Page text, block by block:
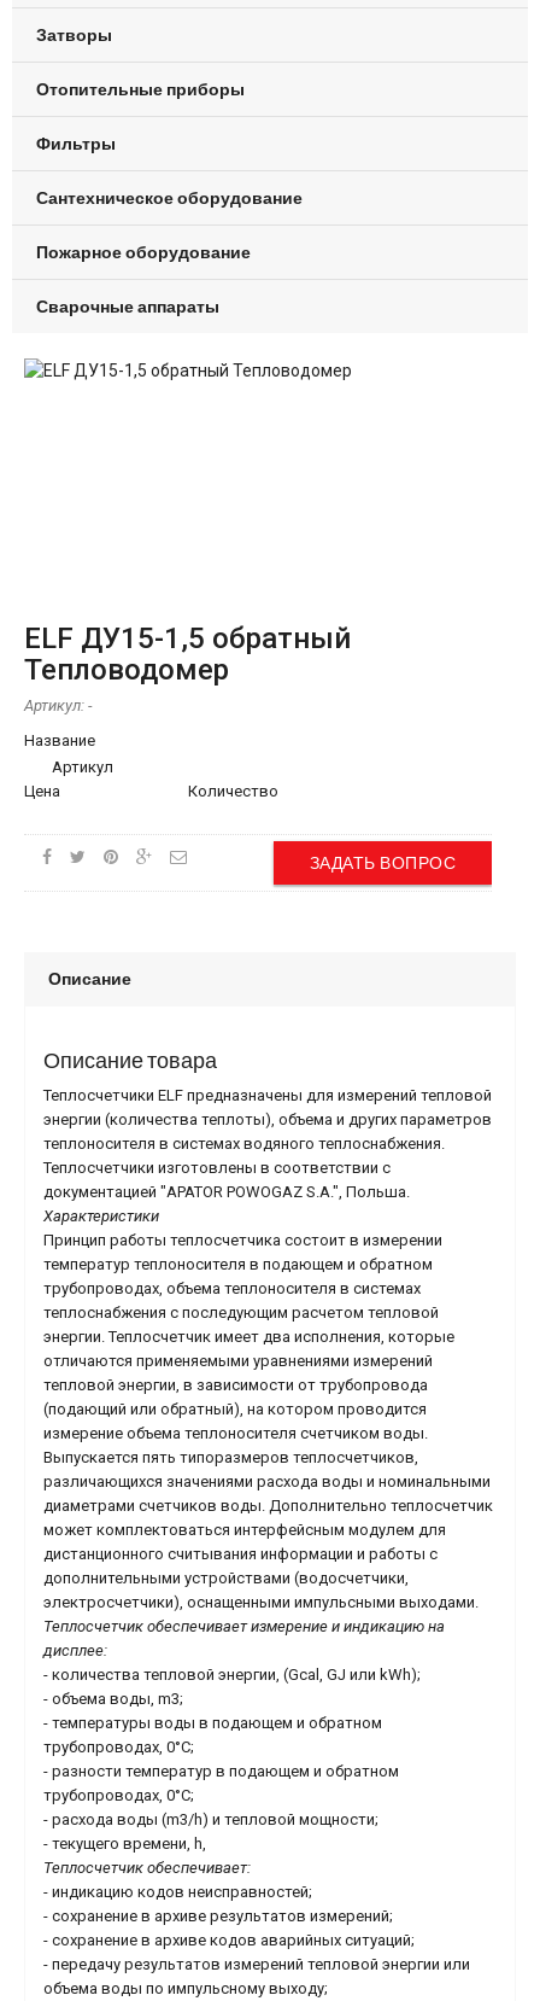
Затворы
Отопительные приборы
Фильтры
Сантехническое оборудование
Пожарное оборудование
Сварочные аппараты
ELF ДУ15-1,5 обратный
Тепловодомер
Артикул: -
Название
Артикул
Цена
Количество
ЗАДАТЬ ВОПРОС
Описание
Описание товара
Теплосчетчики ELF предназначены для измерений тепловой
энергии (количества теплоты), объема и других параметров
теплоносителя в системах водяного теплоснабжения.
Теплосчетчики изготовлены в соответствии с
документацией "APATOR POWOGAZ S.A.", Польша.
Характеристики
Принцип работы теплосчетчика состоит в измерении
температур теплоносителя в подающем и обратном
трубопроводах, объема теплоносителя в системах
теплоснабжения с последующим расчетом тепловой
энергии. Теплосчетчик имеет два исполнения, которые
отличаются применяемыми уравнениями измерений
тепловой энергии, в зависимости от трубопровода
(подающий или обратный), на котором проводится
измерение объема теплоносителя счетчиком воды.
Выпускается пять типоразмеров теплосчетчиков,
различающихся значениями расхода воды и номинальными
диаметрами счетчиков воды. Дополнительно теплосчетчик
может комплектоваться интерфейсным модулем для
дистанционного считывания информации и работы с
дополнительными устройствами (водосчетчики,
электросчетчики), оснащенными импульсными выходами.
Теплосчетчик обеспечивает измерение и индикацию на
дисплее:
- количества тепловой энергии, (Gcal, GJ или kWh);
- объема воды, m3;
- температуры воды в подающем и обратном
трубопроводах, 0°С;
- разности температур в подающем и обратном
трубопроводах, 0°С;
- расхода воды (m3/h) и тепловой мощности;
- текущего времени, h,
Теплосчетчик обеспечивает:
- индикацию кодов неисправностей;
- сохранение в архиве результатов измерений;
- сохранение в архиве кодов аварийных ситуаций;
- передачу результатов измерений тепловой энергии или
объема воды по импульсному выходу;